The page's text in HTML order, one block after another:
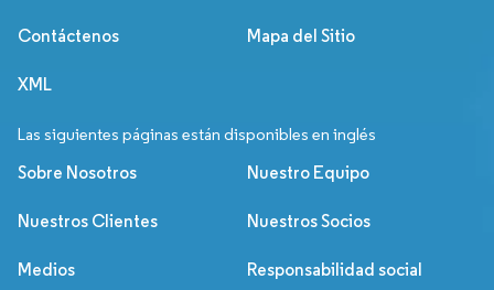
Contáctenos Mapa del Sitio
XML
Las siguientes páginas están disponibles en inglés
Sobre Nosotros Nuestro Equipo
Nuestros Clientes Nuestros Socios
Medios Responsabilidad social